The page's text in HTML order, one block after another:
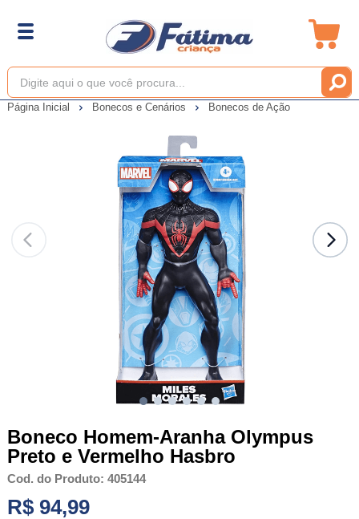
Página Inicial Bonecos e Cenários Bonecos de Ação
Boneco Homem-Aranha Olympus
Preto e Vermelho Hasbro
Cod. do Produto: 405144
R$ 94,99